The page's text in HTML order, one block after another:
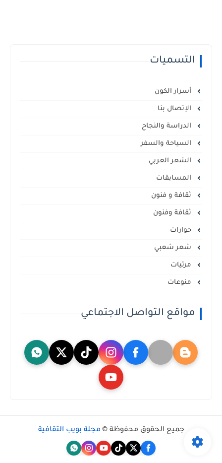
التسميات
أسرار الكون
الإتصال بنا
الدراسة والنجاح
السياحة والسفر
الشعر العربي
المسابقات
ثقافة و فنون
ثقافة وفنون
حوارات
شعر شعبي
مرئيات
منوعات
مواقع التواصل الاجتماعي
جميع الحقوق محفوظة © مجلة بويب الثقافية